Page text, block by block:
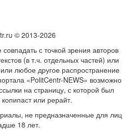
© 2013-2026
с точкой зрения авторов
(в т.ч. отдельных частей) или
любое другое распространение
«PolitCentr-NEWS» возможно
на страницу, с которой был
или рерайт.
не предназначенные для лиц
18 лет.